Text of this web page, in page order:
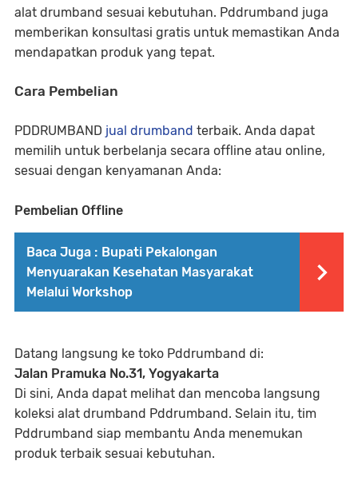
alat drumband sesuai kebutuhan. Pddrumband juga
memberikan konsultasi gratis untuk memastikan Anda
mendapatkan produk yang tepat.
Cara Pembelian
PDDRUMBAND jual drumband terbaik. Anda dapat
memilih untuk berbelanja secara offline atau online,
sesuai dengan kenyamanan Anda:
Pembelian Offline
Baca Juga : Bupati Pekalongan
Menyuarakan Kesehatan Masyarakat
Melalui Workshop
Datang langsung ke toko Pddrumband di:
Jalan Pramuka No.31, Yogyakarta
Di sini, Anda dapat melihat dan mencoba langsung
koleksi alat drumband Pddrumband. Selain itu, tim
Pddrumband siap membantu Anda menemukan
produk terbaik sesuai kebutuhan.